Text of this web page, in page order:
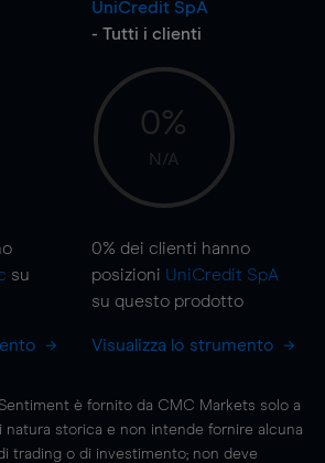
su
UniCredit SpA
- Tutti i clienti
0%
N/A
0% dei clienti hanno
posizioni UniCredit SpA
su questo prodotto
Visualizza lo strumento
è fornito da CMC Markets solo a
natura storica e non intende fornire alcuna
trading o di investimento; non deve